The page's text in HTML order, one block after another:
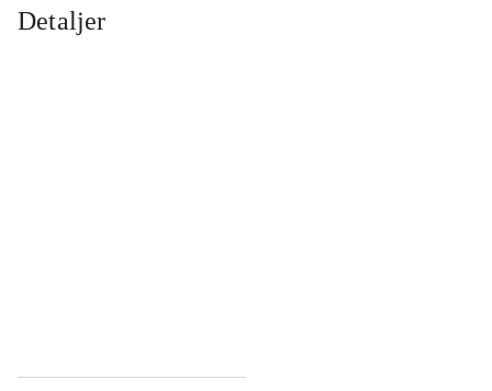
Detaljer